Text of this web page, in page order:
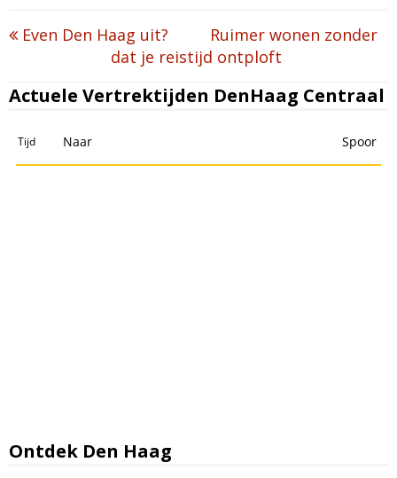
Post
navigation
Even Den Haag uit?
Ruimer wonen zonder
dat je reistijd ontploft
Actuele Vertrektijden DenHaag Centraal
Ontdek Den Haag